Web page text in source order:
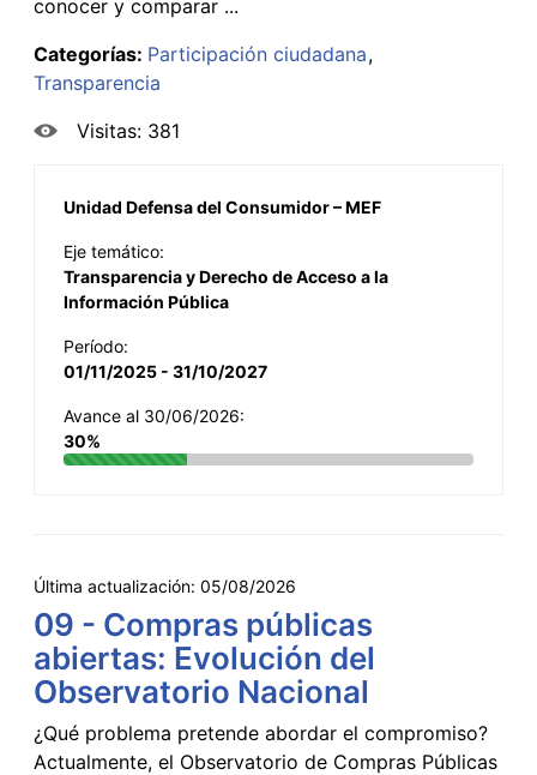
conocer y comparar ...
Categorías: Participación ciudadana
Transparencia
Visitas: 381
Unidad Defensa del Consumidor – MEF
Eje temático:
Transparencia y Derecho de Acceso a la
Información Pública
Período:
01/11/2025 - 31/10/2027
Avance al 30/06/2026:
30%
Última actualización: 05/08/2026
09 - Compras públicas
abiertas: Evolución del
Observatorio Nacional
¿Qué problema pretende abordar el compromiso?
Actualmente, el Observatorio de Compras Públicas